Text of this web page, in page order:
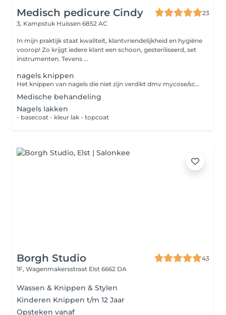
Medisch pedicure Cindy
23
3, Kampstuk Huissen 6852 AC
In mijn praktijk staat kwaliteit, klantvriendelijkheid en hygiëne
voorop! Zo krijgt iedere klant een schoon, gesteriliseerd, set
instrumenten. Tevens ...
nagels knippen
Het knippen van nagels die niet zijn verdikt dmv mycose/schimmel
Medische behandeling
Nagels lakken
- basecoat - kleur lak - topcoat
Borgh Studio
43
1F, Wagenmakersstraat Elst 6662 DA
Wassen & Knippen & Stylen
Kinderen Knippen t/m 12 Jaar
Opsteken vanaf